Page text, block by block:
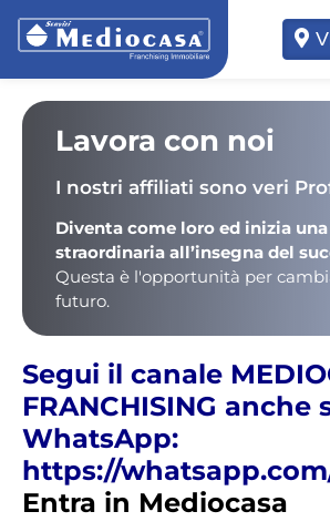
Lavora con noi
I nostri affiliati sono veri
Diventa come loro ed inizia
straordinaria all’insegna del
Questa è l'opportunità per
futuro.
Segui il canale
FRANCHISING anche
WhatsApp:
https://
Entra in Mediocasa